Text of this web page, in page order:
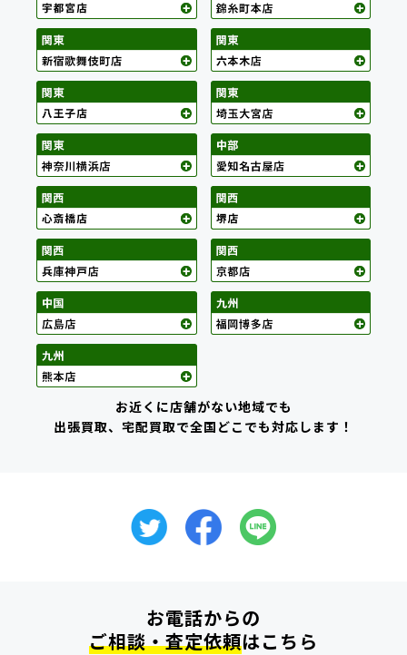
お近くに店舗がない地域でも
出張買取、宅配買取で全国どこでも対応します！
お電話からの
ご相談・査定依頼はこちら